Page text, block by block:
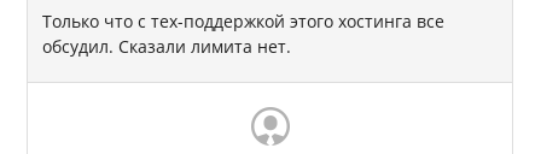
Только что с тех-поддержкой этого хостинга все
обсудил. Сказали лимита нет.